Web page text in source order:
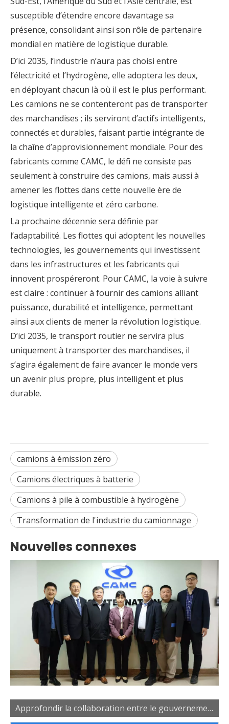
susceptible d’étendre encore davantage sa
présence, consolidant ainsi son rôle de partenaire
mondial en matière de logistique durable.
D’ici 2035, l’industrie n’aura pas choisi entre
l’électricité et l’hydrogène, elle adoptera les deux,
en déployant chacun là où il est le plus performant.
Les camions ne se contenteront pas de transporter
des marchandises ; ils serviront d’actifs intelligents,
connectés et durables, faisant partie intégrante de
la chaîne d’approvisionnement mondiale. Pour des
fabricants comme CAMC, le défi ne consiste pas
seulement à construire des camions, mais aussi à
amener les flottes dans cette nouvelle ère de
logistique intelligente et zéro carbone.
La prochaine décennie sera définie par
l’adaptabilité. Les flottes qui adoptent les nouvelles
technologies, les gouvernements qui investissent
dans les infrastructures et les fabricants qui
innovent prospéreront. Pour CAMC, la voie à suivre
est claire : continuer à fournir des camions alliant
puissance, durabilité et intelligence, permettant
ainsi aux clients de mener la révolution logistique.
D’ici 2035, le transport routier ne servira plus
uniquement à transporter des marchandises, il
s’agira également de faire avancer le monde vers
un avenir plus propre, plus intelligent et plus
durable.
camions à émission zéro
Camions électriques à batterie
Camions à pile à combustible à hydrogène
Transformation de l'industrie du camionnage
Nouvelles connexes
Approfondir la collaboration entre le gouvernement, les universités et les entreprises pour favoriser le développement des talents industriels